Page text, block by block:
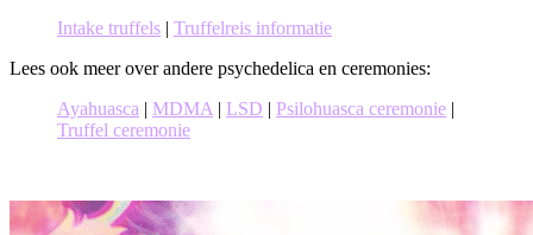
Intake truffels | Truffelreis informatie
Lees ook meer over andere psychedelica en ceremonies:
Ayahuasca | MDMA | LSD | Psilohuasca ceremonie |
Truffel ceremonie